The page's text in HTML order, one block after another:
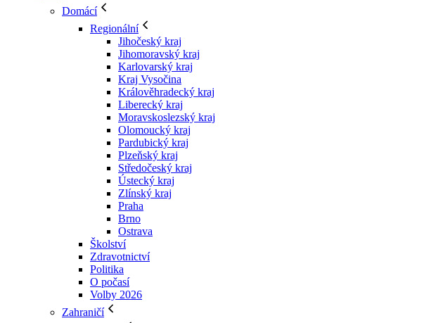
Domácí
Regionální
Jihočeský kraj
Jihomoravský kraj
Karlovarský kraj
Kraj Vysočina
Králověhradecký kraj
Liberecký kraj
Moravskoslezský kraj
Olomoucký kraj
Pardubický kraj
Plzeňský kraj
Středočeský kraj
Ústecký kraj
Zlínský kraj
Praha
Brno
Ostrava
Školství
Zdravotnictví
Politika
O počasí
Volby 2026
Zahraničí